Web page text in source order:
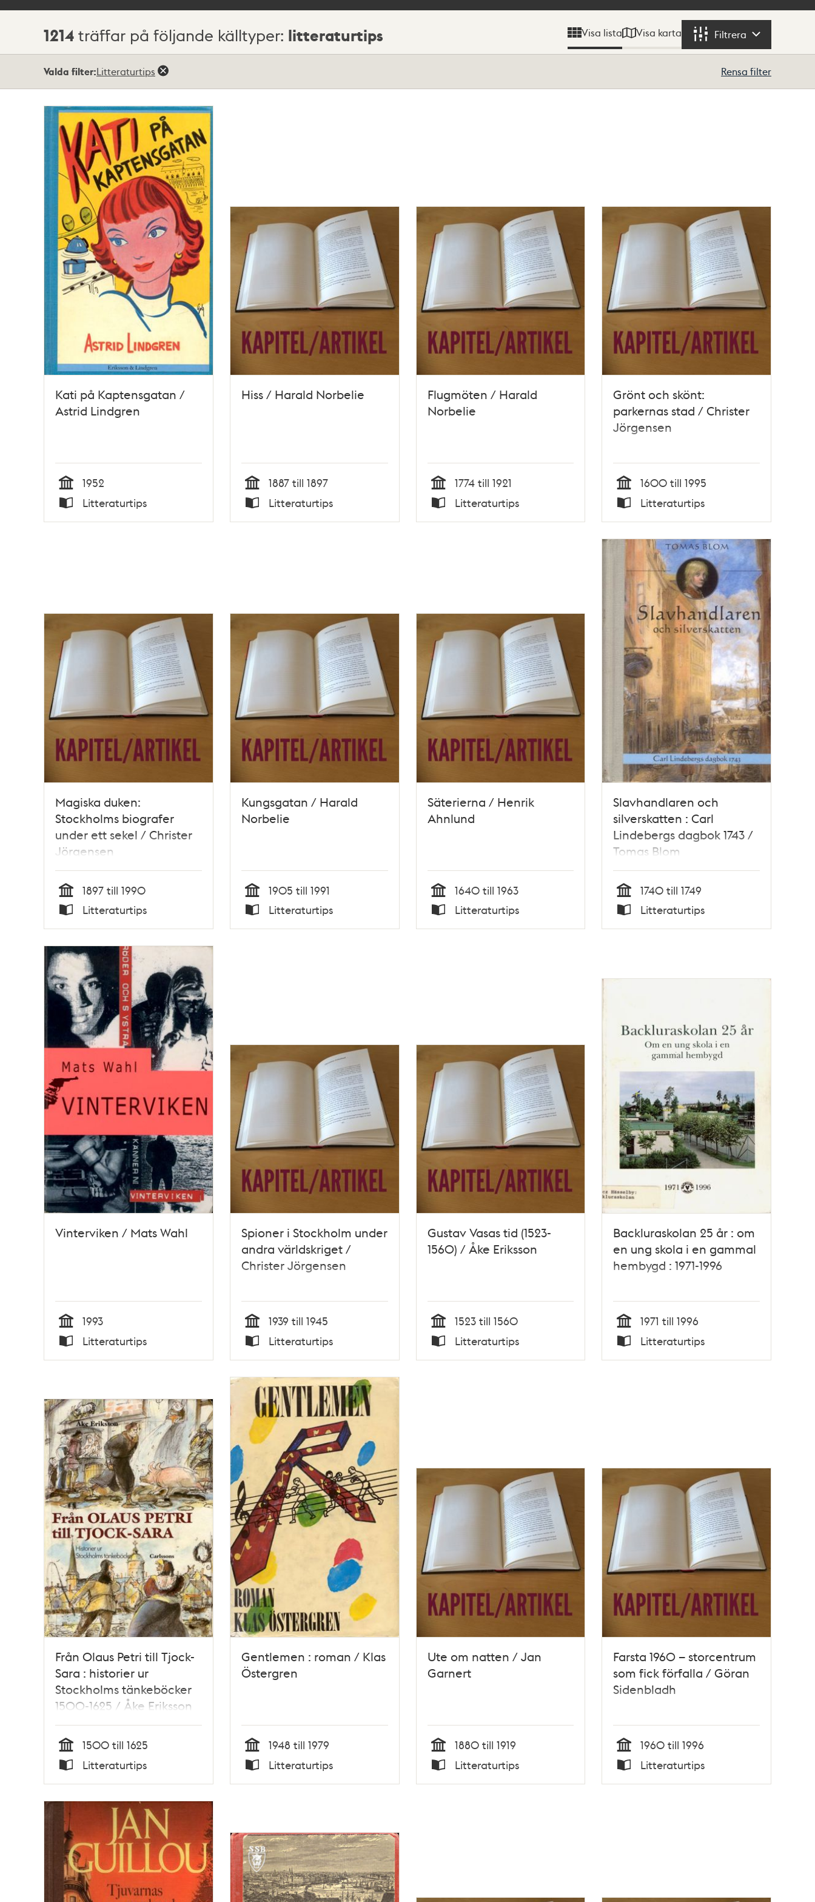
Sökresultat
1214 träffar på följande källtyper: litteraturtips Visa lista Visa karta Filtrera
Valda filter:Litteraturtips Rensa filter
Kati på Kaptensgatan /
Astrid Lindgren
Tid
1952
Typ
Litteraturtips
Hiss / Harald Norbelie
Tid
1887 till 1897
Typ
Litteraturtips
Flugmöten / Harald
Norbelie
Tid
1774 till 1921
Typ
Litteraturtips
Grönt och skönt:
parkernas stad / Christer
Jörgensen
Tid
1600 till 1995
Typ
Litteraturtips
Magiska duken:
Stockholms biografer
under ett sekel / Christer
Jörgensen
Tid
1897 till 1990
Typ
Litteraturtips
Kungsgatan / Harald
Norbelie
Tid
1905 till 1991
Typ
Litteraturtips
Säterierna / Henrik
Ahnlund
Tid
1640 till 1963
Typ
Litteraturtips
Slavhandlaren och
silverskatten : Carl
Lindebergs dagbok 1743 /
Tomas Blom
Tid
1740 till 1749
Typ
Litteraturtips
Vinterviken / Mats Wahl
Tid
1993
Typ
Litteraturtips
Spioner i Stockholm under
andra världskriget /
Christer Jörgensen
Tid
1939 till 1945
Typ
Litteraturtips
Gustav Vasas tid (1523-
1560) / Åke Eriksson
Tid
1523 till 1560
Typ
Litteraturtips
Backluraskolan 25 år : om
en ung skola i en gammal
hembygd : 1971-1996
Tid
1971 till 1996
Typ
Litteraturtips
Från Olaus Petri till Tjock-
Sara : historier ur
Stockholms tänkeböcker
1500-1625 / Åke Eriksson
Tid
1500 till 1625
Litteraturtips
Gentlemen : roman / Klas
Östergren
Tid
1948 till 1979
Litteraturtips
Ute om natten / Jan
Garnert
Tid
1880 till 1919
Litteraturtips
Farsta 1960 – storcentrum
som fick förfalla / Göran
Sidenbladh
Tid
1960 till 1996
Litteraturtips